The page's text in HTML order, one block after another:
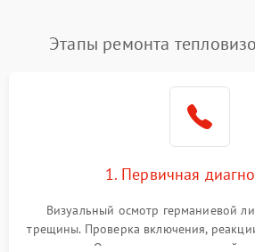
Сбои коммуникаций и интерфейсов
Экран (дисплей)
Этапы ремонта
1. Первичная
Визуальный осмотр германиевой
трещины. Проверка включения,
зарядки. Оценка вывода тепловой